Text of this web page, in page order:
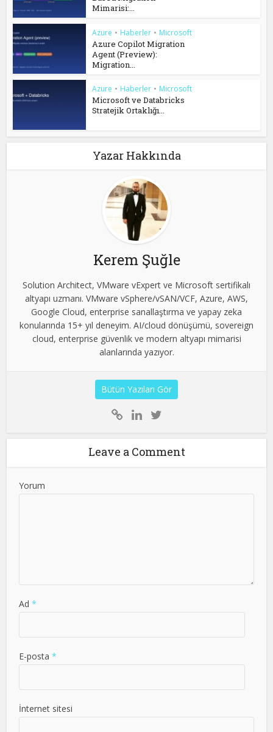
Mimarisi:...
Azure • Haberler • Microsoft
Azure Copilot Migration
Agent (Preview):
Migration...
Azure • Haberler • Microsoft
Microsoft ve Databricks
Stratejik Ortaklığı...
Yazar Hakkında
Kerem Şuğle
Solution Architect, VMware vExpert ve Microsoft sertifikalı
altyapı uzmanı. VMware vSphere/vSAN/VCF, Azure, AWS,
Google Cloud, enterprise sanallaştırma ve yapay zeka
konularında 15+ yıl deneyim. AI/cloud dönüşümü, sovereign
cloud, enterprise güvenlik ve modern altyapı mimarisi
alanlarında yazıyor.
Bütün Yazıları Gör
Leave a Comment
Yorum
Ad*
E-posta*
İnternet sitesi